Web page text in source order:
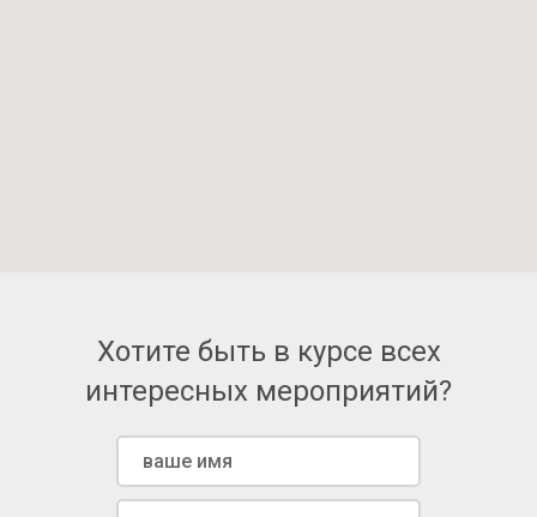
Хотите быть в курсе всех
интересных мероприятий?